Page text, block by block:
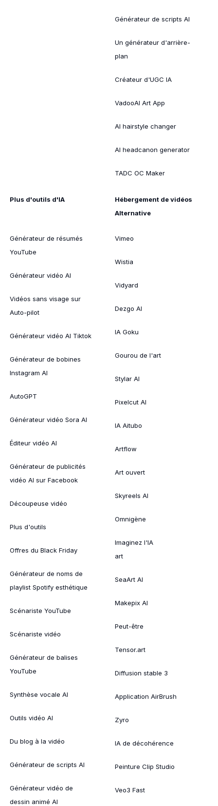
Générateur de scripts AI
Un générateur d'arrière-
plan
Créateur d'UGC IA
VadooAI Art App
AI hairstyle changer
AI headcanon generator
TADC OC Maker
Plus d'outils d'IA
Générateur de résumés
YouTube
Générateur vidéo AI
Vidéos sans visage sur
Auto-pilot
Générateur vidéo AI Tiktok
Générateur de bobines
Instagram AI
AutoGPT
Générateur vidéo Sora AI
Éditeur vidéo AI
Générateur de publicités
vidéo AI sur Facebook
Découpeuse vidéo
Plus d'outils
Offres du Black Friday
Générateur de noms de
playlist Spotify esthétique
Scénariste YouTube
Scénariste vidéo
Générateur de balises
YouTube
Synthèse vocale AI
Outils vidéo AI
Du blog à la vidéo
Générateur de scripts AI
Générateur vidéo de
dessin animé AI
Hébergement de vidéos
Alternative
Vimeo
Wistia
Vidyard
Dezgo AI
IA Goku
Gourou de l'art
Stylar AI
Pixelcut AI
IA Aitubo
Artflow
Art ouvert
Skyreels AI
Omnigène
Imaginez l'IA
art
SeaArt AI
Makepix AI
Peut-être
Tensor.art
Diffusion stable 3
Application AirBrush
Zyro
IA de décohérence
Peinture Clip Studio
Veo3 Fast